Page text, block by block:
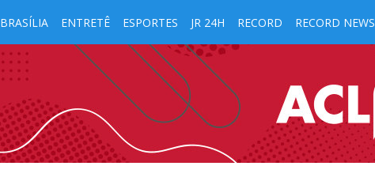
BRASÍLIA ENTRETÊ ESPORTES JR 24H RECORD RECORD NEWS